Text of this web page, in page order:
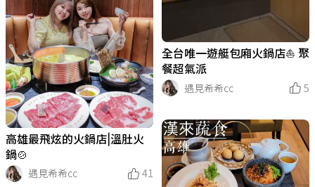
全台唯一遊艇包廂火鍋店⛵️ 聚
餐超氣派
遇見希希cc
5
高雄最飛炫的火鍋店|溫肚火
鍋🍲
遇見希希cc
41